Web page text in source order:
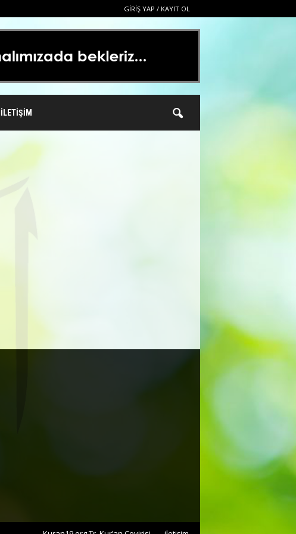
GIRIŞ YAP / KAYIT OL
İLETIŞIM